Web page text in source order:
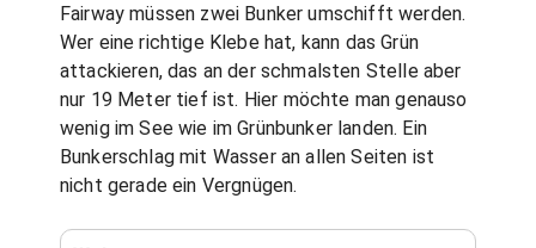
Fairway müssen zwei Bunker umschifft werden.
Wer eine richtige Klebe hat, kann das Grün
attackieren, das an der schmalsten Stelle aber
nur 19 Meter tief ist. Hier möchte man genauso
wenig im See wie im Grünbunker landen. Ein
Bunkerschlag mit Wasser an allen Seiten ist
nicht gerade ein Vergnügen.